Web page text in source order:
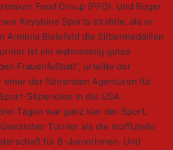
Food Group (PFG). Und Roger
Keystone Sports strahlte, als er
Arminia Bielefeld die Silbermedaillen
ist ein wahnsinnig gutes
Frauenfußball“, urteilte der
einer der führenden Agenturen für
Stipendien in die USA.
Tagen war ganz klar der Sport,
Turnier als die inoffizielle
für B-Juniorinnen. Und